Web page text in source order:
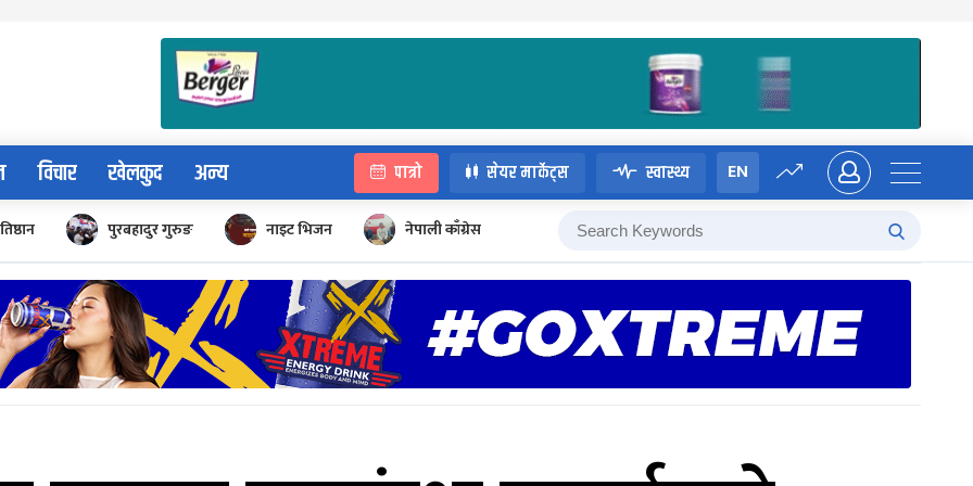
विचार खेलकुद अन्य पात्रो सेयर मार्केट्स स्वास्थ्य EN
पुरबहादुर गुरुङ नाइट भिजन नेपाली काँग्रेस